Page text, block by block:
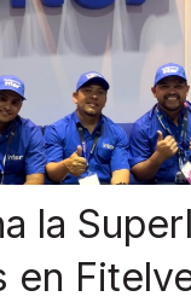
la
en